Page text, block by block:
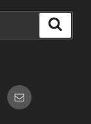
eMail